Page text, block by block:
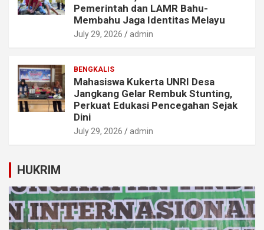
Pemerintah dan LAMR Bahu-
Membahu Jaga Identitas Melayu
July 29, 2026 admin
BENGKALIS
Mahasiswa Kukerta UNRI Desa
Jangkang Gelar Rembuk Stunting,
Perkuat Edukasi Pencegahan Sejak
Dini
July 29, 2026 admin
HUKRIM